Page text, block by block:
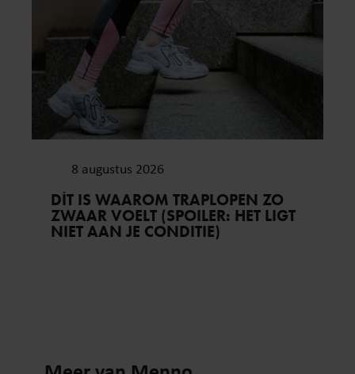
8 augustus 2026
DÍT IS WAAROM TRAPLOPEN ZO
ZWAAR VOELT (SPOILER: HET LIGT
NIET AAN JE CONDITIE)